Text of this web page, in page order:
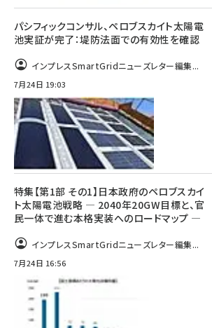
パシフィックコンサル、ペロブスカイト太陽電
池実証が完了：堤防法面での有効性を確認
インプレスSmartGridニューズレター編集...
7月24日 19:03
特集【第1部 その1】日本政府のペロブスカイ
ト太陽電池戦略 ― 2040年20GW目標と、官
民一体で進む本格実装へのロードマップ ―
インプレスSmartGridニューズレター編集...
7月24日 16:56